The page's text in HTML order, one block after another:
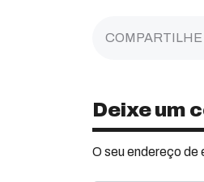
COMPARTILHE
Deixe um
O seu endereço